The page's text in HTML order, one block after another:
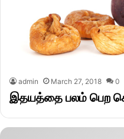
admin March 27, 2018 0
இதயத்தை பலம் பெற